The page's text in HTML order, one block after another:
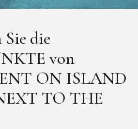
Sie die
von
ON ISLAND
TO THE